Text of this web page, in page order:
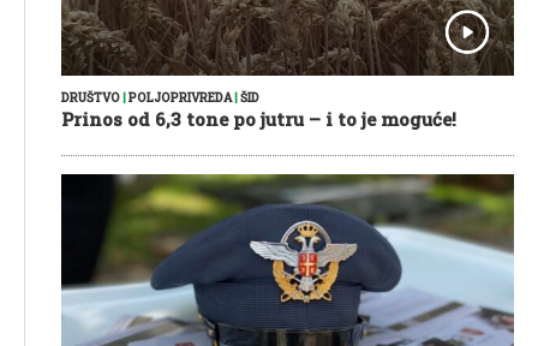
DRUŠTVO|POLJOPRIVREDA|ŠID
Prinos od 6,3 tone po jutru – i to je moguće!